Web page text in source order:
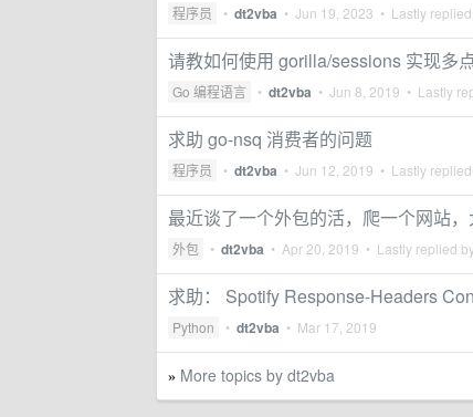
程序员 • dt2vba • Jun 19, 2023 • Lastly
请教如何使用 gorilla/sessions 实现多
Go 编程语言 • dt2vba • Jun 8, 2019 • Lastly
求助 go-nsq 消费者的问题
程序员 • dt2vba • Jun 12, 2019 • Lastly
最近谈了一个外包的活，爬一个网站
外包 • dt2vba • Apr 20, 2019 • Lastly replied
求助： Spotify Response-Headers
Python • dt2vba • Mar 17, 2019
» More topics by dt2vba